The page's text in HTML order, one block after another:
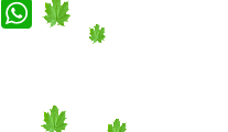
MessengerWhatsApp